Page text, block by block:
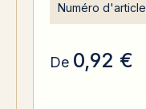
Numéro d'article
De 0,92 €